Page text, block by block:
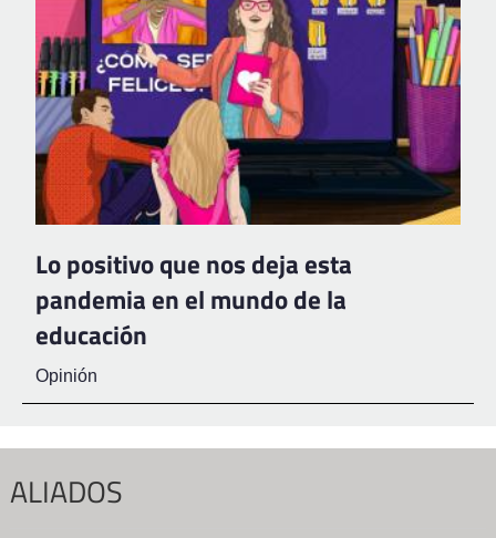
Lo positivo que nos deja esta
pandemia en el mundo de la
educación
Opinión
ALIADOS